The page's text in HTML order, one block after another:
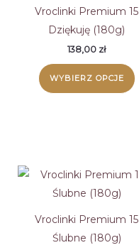
Vroclinki Premium 15
Dziękuję (180g)
138,00 zł
WYBIERZ OPCJE
Vroclinki Premium 15
Ślubne (180g)